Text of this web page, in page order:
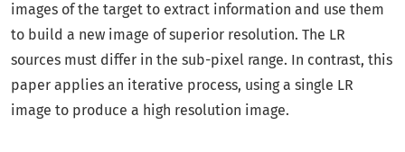
images of the target to extract information and use them
to build a new image of superior resolution. The LR
sources must differ in the sub-pixel range. In contrast, this
paper applies an iterative process, using a single LR
image to produce a high resolution image.